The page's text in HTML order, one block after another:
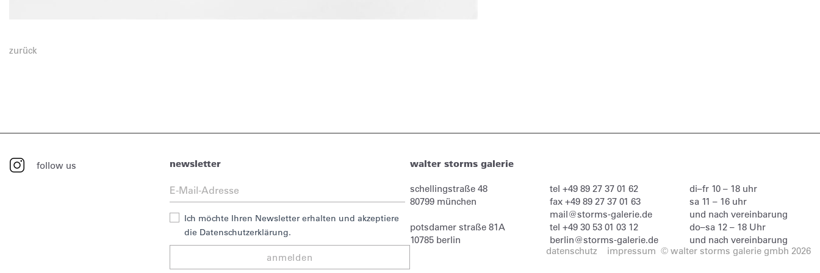
zurück
follow us newsletter
Ich möchte Ihren Newsletter erhalten und akzeptiere
die Datenschutzerklärung.
anmelden
walter storms galerie
schellingstraße 48
80799 münchen
tel +49 89 27 37 01 62
fax +49 89 27 37 01 63
mail@storms-galerie.de
di–fr 10 – 18 uhr
sa 11 – 16 uhr
und nach vereinbarung
potsdamer straße 81A
10785 berlin
tel +49 30 53 01 03 12
berlin@storms-galerie.de
do–sa 12 – 18 Uhr
und nach vereinbarung
datenschutz
impressum © walter storms galerie gmbh 2026